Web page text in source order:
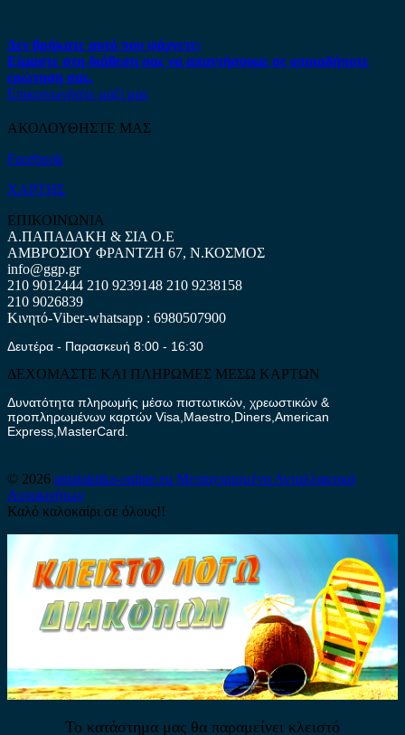
Δεν βρήκατε αυτό που ψάχνετε;
Είμαστε στη διάθεση σας να απαντήσουμε σε οποιαδήποτε
ερώτηση σας.
Επικοινωνήστε μαζί μας
ΑΚΟΛΟΥΘΗΣΤΕ ΜΑΣ
Facebook
ΧΑΡΤΗΣ
ΕΠΙΚΟΙΝΩΝΙΑ
Α.ΠΑΠΑΔΑΚΗ & ΣΙΑ Ο.Ε
ΑΜΒΡΟΣΙΟΥ ΦΡΑΝΤΖΗ 67, Ν.ΚΟΣΜΟΣ
info@ggp.gr
210 9012444 210 9239148 210 9238158
210 9026839
Κινητό-Viber-whatsapp : 6980507900
Δευτέρα - Παρασκευή 8:00 - 16:30
ΔΕΧΟΜΑΣΤΕ ΚΑΙ ΠΛΗΡΩΜΕΣ ΜΕΣΩ ΚΑΡΤΩΝ
Δυνατότητα πληρωμής μέσω πιστωτικών, χρεωστικών &
προπληρωμένων καρτών Visa,Maestro,Diners,American
Express,MasterCard.
© 2026 antalaktika-online.eu Μεταχειρισμένα Ανταλλακτικά
Αυτοκινήτων
Καλό καλοκαίρι σε όλους!!
Το κατάστημα μας θα παραμείνει κλειστό